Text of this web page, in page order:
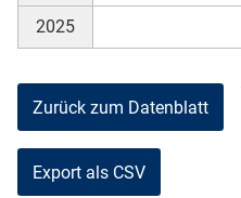
2025
Zurück zum Datenblatt
Export als CSV